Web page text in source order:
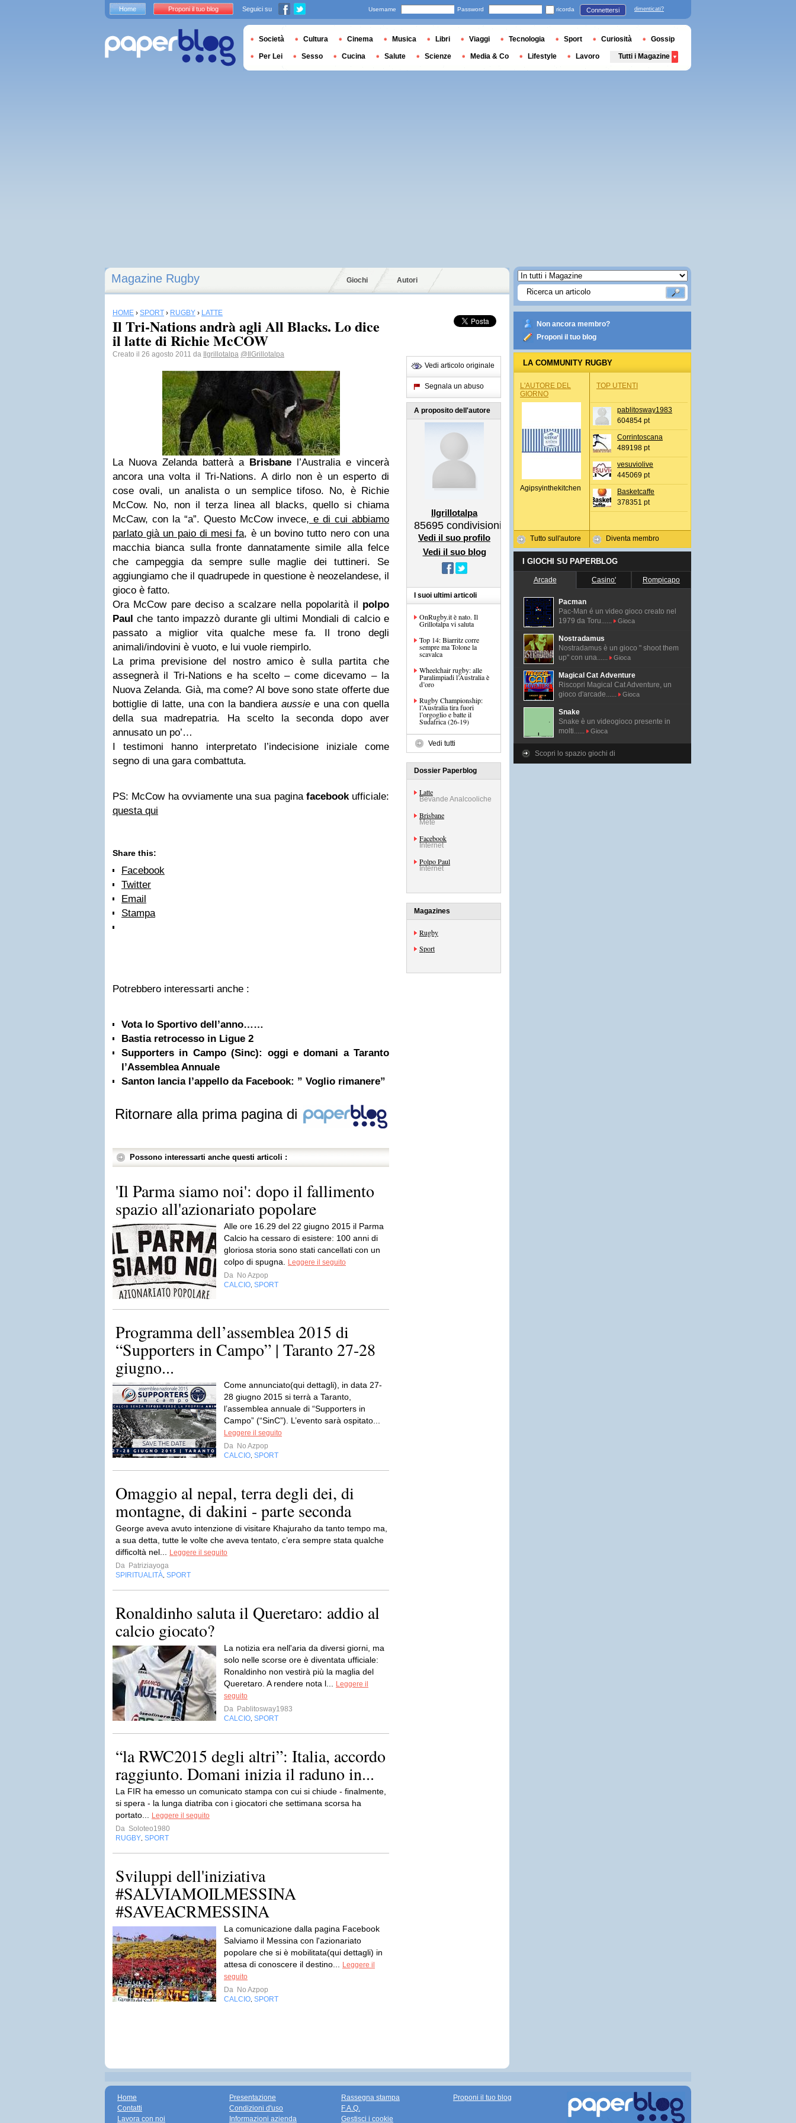
Magazine Rugby Giochi Autori
HOME › SPORT › RUGBY › LATTE
Il Tri-Nations andrà agli All Blacks. Lo dice
il latte di Richie McCOW
Creato il 26 agosto 2011 da Ilgrillotalpa @IlGrillotalpa
La Nuova Zelanda batterà a Brisbane l’Australia e vincerà
ancora una volta il Tri-Nations. A dirlo non è un esperto di
cose ovali, un analista o un semplice tifoso. No, è Richie
McCow. No, non il terza linea all blacks, quello si chiama
McCaw, con la “a”. Questo McCow invece, e di cui abbiamo
parlato già un paio di mesi fa, è un bovino tutto nero con una
macchia bianca sulla fronte dannatamente simile alla felce
che campeggia da sempre sulle maglie dei tuttineri. Se
aggiungiamo che il quadrupede in questione è neozelandese, il
gioco è fatto.
Ora McCow pare deciso a scalzare nella popolarità il polpo
Paul che tanto impazzò durante gli ultimi Mondiali di calcio e
passato a miglior vita qualche mese fa. Il trono degli
animali/indovini è vuoto, e lui vuole riempirlo.
La prima previsione del nostro amico è sulla partita che
assegnerà il Tri-Nations e ha scelto – come dicevamo – la
Nuova Zelanda. Già, ma come? Al bove sono state offerte due
bottiglie di latte, una con la bandiera aussiee una con quella
della sua madrepatria. Ha scelto la seconda dopo aver
annusato un po’…
I testimoni hanno interpretato l’indecisione iniziale come
segno di una gara combattuta.
PS: McCow ha ovviamente una sua pagina facebookufficiale:
questa qui
Share this:
Facebook
Twitter
Email
Stampa
Potrebbero interessarti anche :
Vota lo Sportivo dell’anno……
Bastia retrocesso in Ligue 2
Supporters in Campo (Sinc): oggi e domani a Taranto
l’Assemblea Annuale
Santon lancia l’appello da Facebook: ” Voglio rimanere”
Ritornare alla prima pagina di
Possono interessarti anche questi articoli :
'Il Parma siamo noi': dopo il fallimento
spazio all'azionariato popolare
Alle ore 16.29 del 22 giugno 2015 il Parma
Calcio ha cessaro di esistere: 100 anni di
gloriosa storia sono stati cancellati con un
colpo di spugna.
Leggere il seguito
Da No Azpop
CALCIO SPORT
Programma dell’assemblea 2015 di
“Supporters in Campo” | Taranto 27-28
giugno...
Come annunciato(qui dettagli), in data 27-
28 giugno 2015 si terrà a Taranto,
l’assemblea annuale di “Supporters in
Campo” (“SinC”). L’evento sarà ospitato...
Leggere il seguito
Da No Azpop
CALCIO SPORT
Omaggio al nepal, terra degli dei, di
montagne, di dakini - parte seconda
George aveva avuto intenzione di visitare Khajuraho da tanto tempo ma,
a sua detta, tutte le volte che aveva tentato, c’era sempre stata qualche
difficoltà nel...
Leggere il seguito
Da Patriziayoga
SPIRITUALITÀ SPORT
Ronaldinho saluta il Queretaro: addio al
calcio giocato?
La notizia era nell'aria da diversi giorni, ma
solo nelle scorse ore è diventata ufficiale:
Ronaldinho non vestirà più la maglia del
Queretaro. A rendere nota l...
Leggere il
seguito
Da Pablitosway1983
CALCIO SPORT
“la RWC2015 degli altri”: Italia, accordo
raggiunto. Domani inizia il raduno in...
La FIR ha emesso un comunicato stampa con cui si chiude - finalmente,
si spera - la lunga diatriba con i giocatori che settimana scorsa ha
portato...
Leggere il seguito
Da Soloteo1980
RUGBY SPORT
Sviluppi dell'iniziativa
#‎SALVIAMOILMESSINA
‪#‎SAVEACRMESSINA
La comunicazione dalla pagina Facebook
Salviamo il Messina con l'azionariato
popolare che si è mobilitata(qui dettagli) in
attesa di conoscere il destino...
Leggere il
seguito
Da No Azpop
CALCIO SPORT
Vedi articolo originale
Segnala un abuso
A proposito dell'autore
Ilgrillotalpa
85695 condivisioni
Vedi il suo profilo
Vedi il suo blog
I suoi ultimi articoli
OnRugby.it è nato. Il
Grillotalpa vi saluta
Top 14: Biarritz corre
sempre ma Tolone la
scavalca
Wheelchair rugby: alle
Paralimpiadi l’Australia è
d’oro
Rugby Championship:
l’Australia tira fuori
l’orgoglio e batte il
Sudafrica (26-19)
Vedi tutti
Dossier Paperblog
Latte
Bevande Analcooliche
Brisbane
Mete
Facebook
Internet
Polpo Paul
Internet
Magazines
Rugby
Sport
Non ancora membro?
Proponi il tuo blog
LA COMMUNITY RUGBY
L'AUTORE DEL
GIORNO
Agipsyinthekitchen
Tutto sull'autore
TOP UTENTI
pablitosway1983
604854 pt
Corrintoscana
489198 pt
vesuviolive
445069 pt
Basketcaffe
378351 pt
Diventa membro
I GIOCHI SU PAPERBLOG
Arcade Casino' Rompicapo
Pacman
Pac-Man é un video gioco creato nel
1979 da Toru......
Gioca
Nostradamus
Nostradamus è un gioco " shoot them
up" con una......
Gioca
Magical Cat Adventure
Riscopri Magical Cat Adventure, un
gioco d'arcade......
Gioca
Snake
Snake è un videogioco presente in
molti......
Gioca
Scopri lo spazio giochi di
Home Proponi il tuo blog Seguici su Username Password ricorda Connettersi dimenticati?
Società Cultura Cinema Musica Libri Viaggi Tecnologia Sport Curiosità Gossip
Per Lei Sesso Cucina Salute Scienze Media & Co Lifestyle Lavoro Tutti i Magazine
Home
Contatti
Lavora con noi
Presentazione
Condizioni d'uso
Informazioni azienda
Rassegna stampa
F.A.Q.
Gestisci i cookie
Proponi il tuo blog